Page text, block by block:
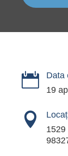

Data
19

1529